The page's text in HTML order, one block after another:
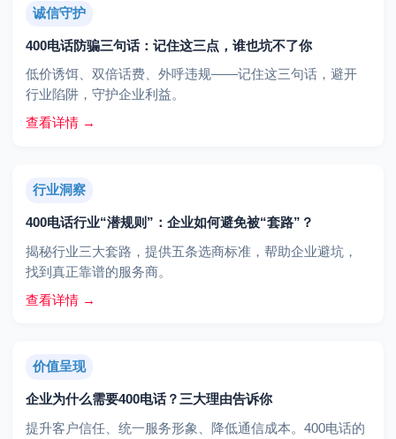
诚信守护
400电话防骗三句话：记住这三点，谁也坑不了你
低价诱饵、双倍话费、外呼违规——记住这三句话，避开
行业陷阱，守护企业利益。
查看详情 →
行业洞察
400电话行业“潜规则”：企业如何避免被“套路”？
揭秘行业三大套路，提供五条选商标准，帮助企业避坑，
找到真正靠谱的服务商。
查看详情 →
价值呈现
企业为什么需要400电话？三大理由告诉你
提升客户信任、统一服务形象、降低通信成本。400电话的